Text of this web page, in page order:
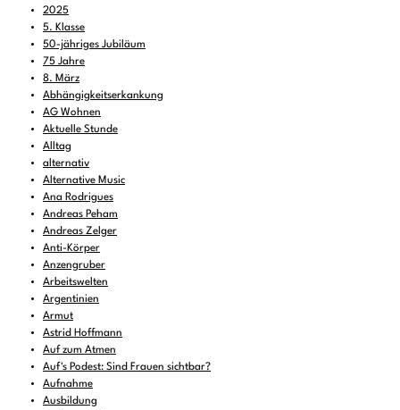
2025
5. Klasse
50-jähriges Jubiläum
75 Jahre
8. März
Abhängigkeitserkankung
AG Wohnen
Aktuelle Stunde
Alltag
alternativ
Alternative Music
Ana Rodrigues
Andreas Peham
Andreas Zelger
Anti-Körper
Anzengruber
Arbeitswelten
Argentinien
Armut
Astrid Hoffmann
Auf zum Atmen
Auf's Podest: Sind Frauen sichtbar?
Aufnahme
Ausbildung